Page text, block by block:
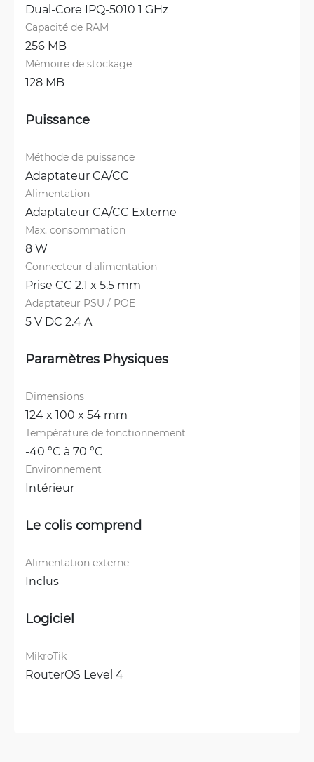
Dual-Core IPQ-5010 1 GHz
Capacité de RAM
256 MB
Mémoire de stockage
128 MB
Puissance
Méthode de puissance
Adaptateur CA/CC
Alimentation
Adaptateur CA/CC Externe
Max. consommation
8 W
Connecteur d'alimentation
Prise CC 2.1 x 5.5 mm
Adaptateur PSU / POE
5 V DC 2.4 A
Paramètres Physiques
Dimensions
124 x 100 x 54 mm
Température de fonctionnement
-40 °C à 70 °C
Environnement
Intérieur
Le colis comprend
Alimentation externe
Inclus
Logiciel
MikroTik
RouterOS Level 4